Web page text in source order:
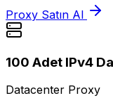
Proxy Satın Al
100 Adet IPv4
Datacenter Proxy